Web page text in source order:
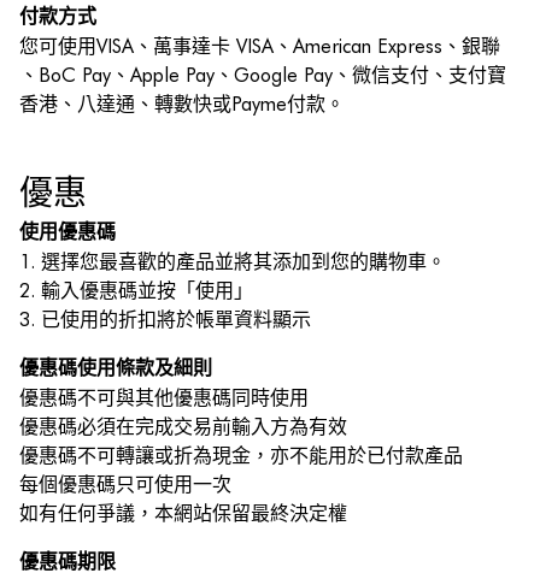
付款方式
您可使用VISA、萬事達卡 VISA、American Express、銀聯
、BoC Pay、Apple Pay、Google Pay、微信支付、支付寶
香港、八達通、轉數快或Payme付款。
優惠
使用優惠碼
1. 選擇您最喜歡的產品並將其添加到您的購物車。
2. 輸入優惠碼並按「使用」
3. 已使用的折扣將於帳單資料顯示
優惠碼使用條款及細則
優惠碼不可與其他優惠碼同時使用
優惠碼必須在完成交易前輸入方為有效
優惠碼不可轉讓或折為現金，亦不能用於已付款產品
每個優惠碼只可使用一次
如有任何爭議，本網站保留最終決定權
優惠碼期限